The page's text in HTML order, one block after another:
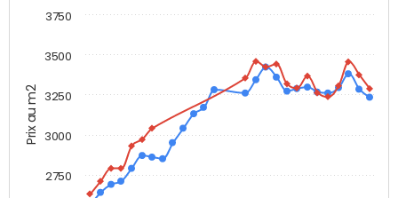
Prix au m2
2750
3000
3250
3500
3750